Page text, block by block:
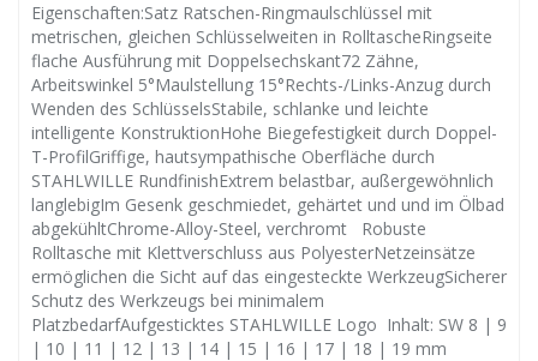
Eigenschaften:Satz Ratschen-Ringmaulschlüssel mit
metrischen, gleichen Schlüsselweiten in RolltascheRingseite
flache Ausführung mit Doppelsechskant72 Zähne,
Arbeitswinkel 5°Maulstellung 15°Rechts-/Links-Anzug durch
Wenden des SchlüsselsStabile, schlanke und leichte
intelligente KonstruktionHohe Biegefestigkeit durch Doppel-
T-ProfilGriffige, hautsympathische Oberfläche durch
STAHLWILLE RundfinishExtrem belastbar, außergewöhnlich
langlebigIm Gesenk geschmiedet, gehärtet und und im Ölbad
abgekühltChrome-Alloy-Steel, verchromt Robuste
Rolltasche mit Klettverschluss aus PolyesterNetzeinsätze
ermöglichen die Sicht auf das eingesteckte WerkzeugSicherer
Schutz des Werkzeugs bei minimalem
PlatzbedarfAufgesticktes STAHLWILLE Logo Inhalt: SW 8 | 9
| 10 | 11 | 12 | 13 | 14 | 15 | 16 | 17 | 18 | 19 mm